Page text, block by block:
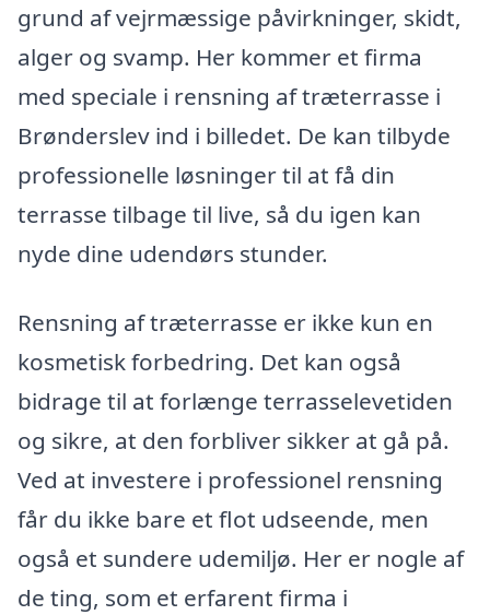
grund af vejrmæssige påvirkninger, skidt,
alger og svamp. Her kommer et firma
med speciale i rensning af træterrasse i
Brønderslev ind i billedet. De kan tilbyde
professionelle løsninger til at få din
terrasse tilbage til live, så du igen kan
nyde dine udendørs stunder.
Rensning af træterrasse er ikke kun en
kosmetisk forbedring. Det kan også
bidrage til at forlænge terrasselevetiden
og sikre, at den forbliver sikker at gå på.
Ved at investere i professionel rensning
får du ikke bare et flot udseende, men
også et sundere udemiljø. Her er nogle af
de ting, som et erfarent firma i